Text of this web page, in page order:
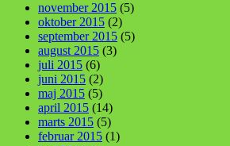
november 2015 (5)
oktober 2015 (2)
september 2015 (5)
august 2015 (3)
juli 2015 (6)
juni 2015 (2)
maj 2015 (5)
april 2015 (14)
marts 2015 (5)
februar 2015 (1)